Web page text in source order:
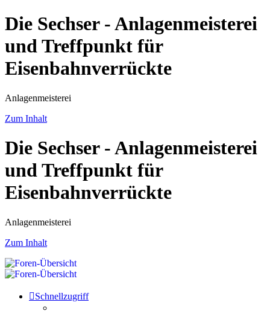
Die Sechser - Anlagenmeisterei
und Treffpunkt für
Eisenbahnverrückte
Anlagenmeisterei
Zum Inhalt
Die Sechser - Anlagenmeisterei
und Treffpunkt für
Eisenbahnverrückte
Anlagenmeisterei
Zum Inhalt
Schnellzugriff